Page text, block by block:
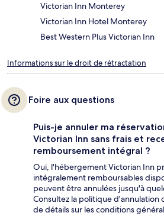
Victorian Inn Monterey
Victorian Inn Hotel Monterey
Best Western Plus Victorian Inn
Informations sur le droit de rétractation
Foire aux questions
Puis-je annuler ma
Victorian Inn sans frais et
remboursement intégral ?
Oui, l'hébergement Victorian Inn
intégralement remboursables
peuvent être annulées jusqu'à
Consultez la politique
de détails sur les conditions